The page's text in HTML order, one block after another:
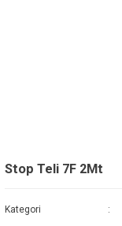
Stop Teli 7F 2Mt
Kategori